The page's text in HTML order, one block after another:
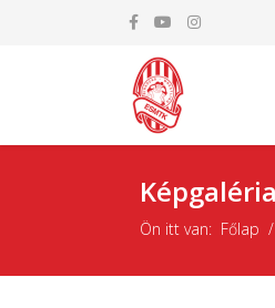
Képgaléria
Ön itt van: Főlap